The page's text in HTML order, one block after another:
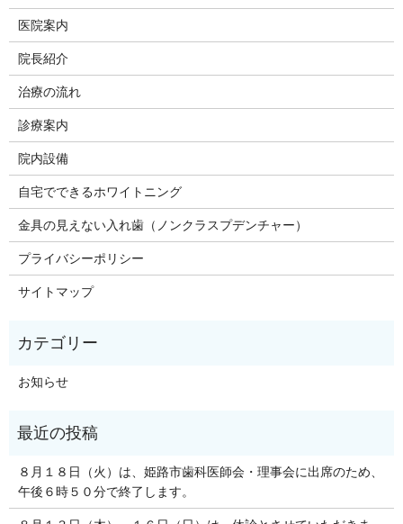
医院案内
院長紹介
治療の流れ
診療案内
院内設備
自宅でできるホワイトニング
金具の見えない入れ歯（ノンクラスプデンチャー）
プライバシーポリシー
サイトマップ
お知らせ
８月１８日（火）は、姫路市歯科医師会・理事会に出席のため、
午後６時５０分で終了します。